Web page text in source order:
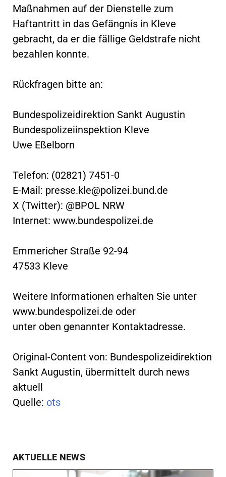
Maßnahmen auf der Dienstelle zum
Haftantritt in das Gefängnis in Kleve
gebracht, da er die fällige Geldstrafe nicht
bezahlen konnte.
Rückfragen bitte an:
Bundespolizeidirektion Sankt Augustin
Bundespolizeiinspektion Kleve
Uwe Eßelborn
Telefon: (02821) 7451-0
E-Mail: presse.kle@polizei.bund.de
X (Twitter): @BPOL NRW
Internet: www.bundespolizei.de
Emmericher Straße 92-94
47533 Kleve
Weitere Informationen erhalten Sie unter
www.bundespolizei.de oder
unter oben genannter Kontaktadresse.
Original-Content von: Bundespolizeidirektion
Sankt Augustin, übermittelt durch news
aktuell
Quelle: ots
AKTUELLE NEWS